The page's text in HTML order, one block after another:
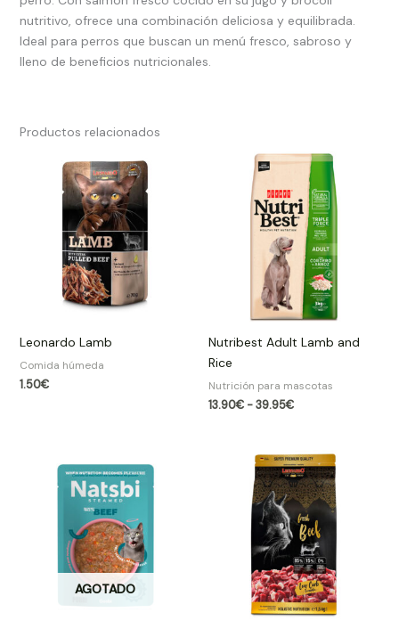
nutritivo, ofrece una combinación deliciosa y equilibrada.
Ideal para perros que buscan un menú fresco, sabroso y
lleno de beneficios nutricionales.
Productos relacionados
Leonardo Lamb
Comida húmeda
1.50€
Nutribest Adult Lamb and
Rice
Nutrición para mascotas
13.90€ -39.95€
Rango
precios:
desde
13.90€
hasta
39.95€
AGOTADO
Rango
de
precios:
desde
5.20€
hasta
23.95€